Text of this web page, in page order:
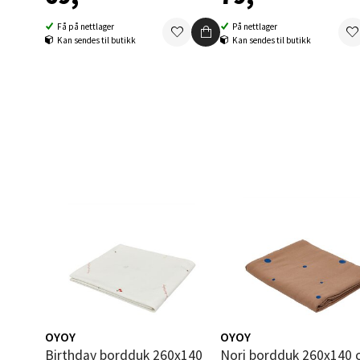
Få på nettlager
Kan sendes til butikk
På nettlager
Kan sendes til butikk
OYOY
Birthday bordduk 260x140
OYOY
Nori bordduk 260x140 cm
Åpent
0 i